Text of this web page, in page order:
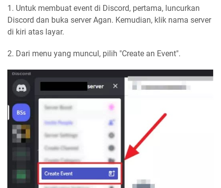
1. Untuk membuat event di Discord, pertama, luncurkan
Discord dan buka server Agan. Kemudian, klik nama server
di kiri atas layar.
2. Dari menu yang muncul, pilih "Create an Event".